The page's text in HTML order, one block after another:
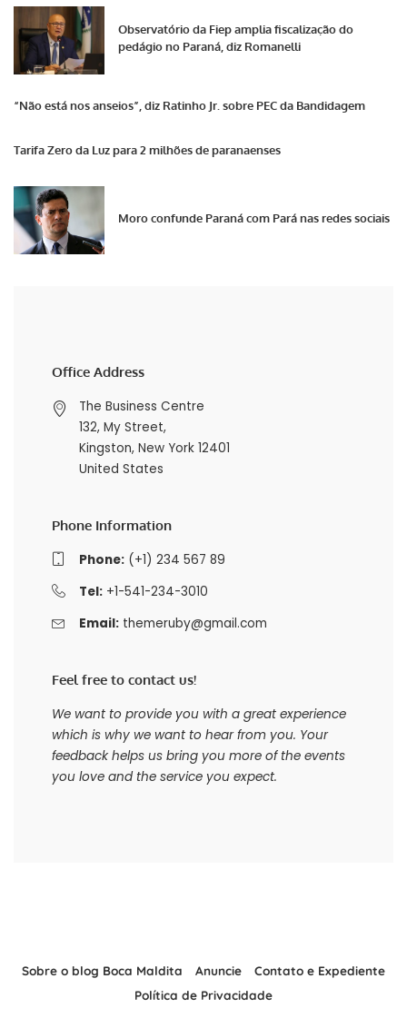
Observatório da Fiep amplia fiscalização do
pedágio no Paraná, diz Romanelli
“Não está nos anseios”, diz Ratinho Jr. sobre PEC da Bandidagem
Tarifa Zero da Luz para 2 milhões de paranaenses
Moro confunde Paraná com Pará nas redes sociais
Office Address
The Business Centre
132, My Street,
Kingston, New York 12401
United States
Phone Information
Phone:(+1) 234 567 89
Tel:+1-541-234-3010
Email: themeruby@gmail.com
Feel free to contact us!
We want to provide you with a great experience
which is why we want to hear from you. Your
feedback helps us bring you more of the events
you love and the service you expect.
Sobre o blog Boca Maldita Anuncie
Contato e Expediente
Política de Privacidade